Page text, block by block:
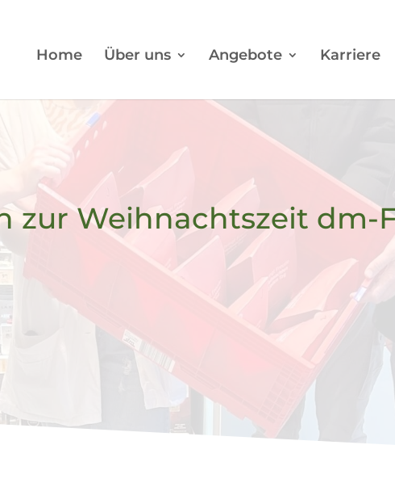
Home Über uns Angebote Karriere
zur Weihnachtszeit dm-